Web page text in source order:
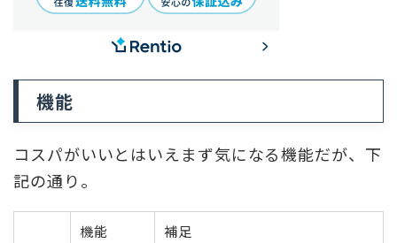
機能
コスパがいいとはいえまず気になる機能だが、下
記の通り。
機能 補足